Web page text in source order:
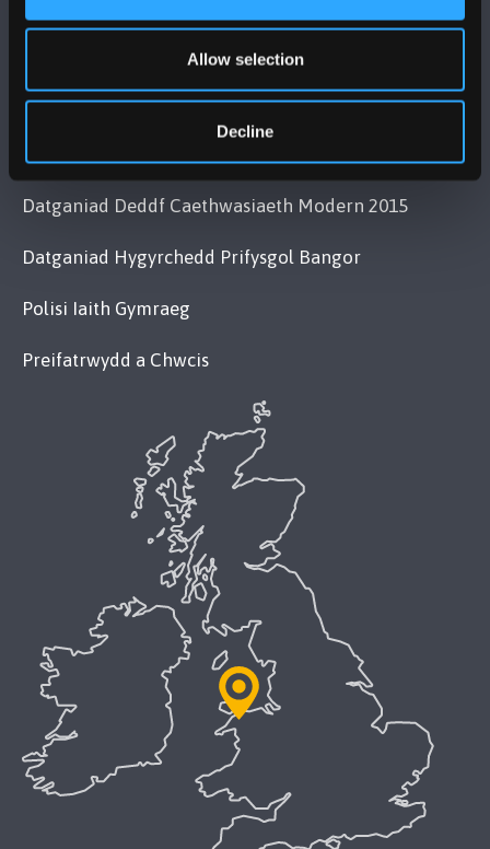
Allow selection
Decline
MAPIAU A CHYFARWYDDIADAU TEITHIO
POLISI
Cydymffurfiaeth Gyfreithiol
Datganiad Deddf Caethwasiaeth Modern 2015
Datganiad Hygyrchedd Prifysgol Bangor
Polisi Iaith Gymraeg
Preifatrwydd a Chwcis